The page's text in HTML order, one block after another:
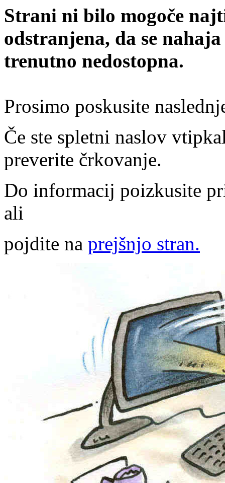
Strani ni bilo mogoče
odstranjena, da se
trenutno nedostopna.
Prosimo poskusite
Če ste spletni naslov
preverite črkovanje.
Do informacij poizkusite
ali
pojdite na prejšnjo stran.